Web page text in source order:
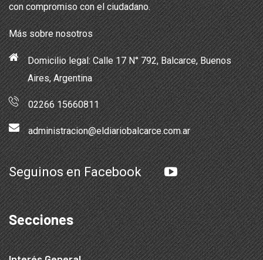
con compromiso con el ciudadano.
Más sobre nosotros
Domicilio legal: Calle 17 N° 792, Balcarce, Buenos
Aires, Argentina
02266 15660811
administracion@eldiariobalcarce.com.ar
Seguinos en Facebook
Secciones